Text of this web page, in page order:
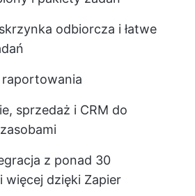
odbiorcza i łatwe
sprzedaż i CRM do
z ponad 30
więcej dzięki Zapier